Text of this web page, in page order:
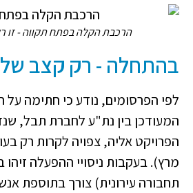
הרכבת הקלה בפתח תקווה - זו
בהתחלה - רק קצב של 50%
לפי הפרסומים, נודע כי חתימה
המעודכן בין נת"ע לחברת תבל,
הפרויקט אליה, צפויה לקרות רק
מרץ). בעקבות ניסויי ההפעלה זיהו
תחבורה עירונית) צורך בתוספת